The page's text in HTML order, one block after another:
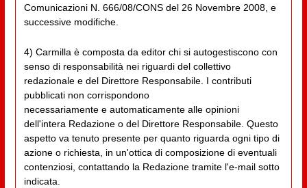
Comunicazioni N. 666/08/CONS del 26 Novembre 2008, e
successive modifiche.
4) Carmilla è composta da editor chi si autogestiscono con
senso di responsabilità nei riguardi del collettivo
redazionale e del Direttore Responsabile. I contributi
pubblicati non corrispondono
necessariamente e automaticamente alle opinioni
dell'intera Redazione o del Direttore Responsabile. Questo
aspetto va tenuto presente per quanto riguarda ogni tipo di
azione o richiesta, in un'ottica di composizione di eventuali
contenziosi, contattando la Redazione tramite l'e-mail sotto
indicata.